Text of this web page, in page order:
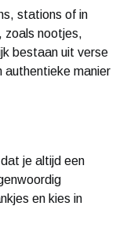
stations of in
zoals nootjes,
bestaan uit verse
authentieke manier
je altijd een
en kies in